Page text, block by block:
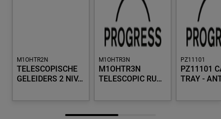
M1OHTR2N
TELESCOPISCHE
GELEIDERS 2 NIV…
M1OHTR3N
M1OHTR3N
TELESCOPIC RU…
PZ11101
PZ11101
TRAY -